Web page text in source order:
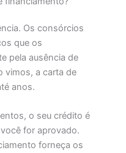
Os consórcios
que os
pela ausência de
vimos, a carta de
anos.
o seu crédito é
for aprovado.
forneça os